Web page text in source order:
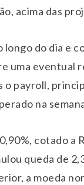
acima das
do dia e
uma eventual
o payroll,
na
cotado a
queda de
a moeda